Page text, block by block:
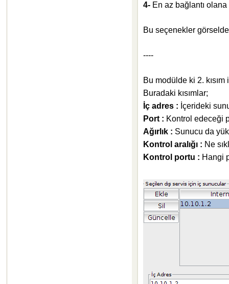
4-En az bağlantı
Bu seçenekler görselde
----
Bu modülde ki 2.
Buradaki kısımlar;
İç adres : İçerideki
Port : Kontrol edeceği
Ağırlık : Sunucu da
Kontrol aralığı : Ne
Kontrol portu : Hangi